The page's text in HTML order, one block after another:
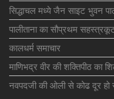
सिद्धाचल मध्ये जैन साइट भुवन
पालीताना का सौप्रथम
कालधर्म समाचार
माणिभद्र वीर की शक्तिपीठ का
नवपदजी की ओली से कोढ दूर हो